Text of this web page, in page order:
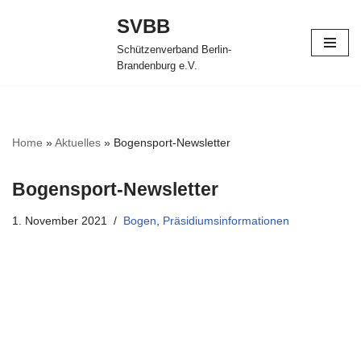
SVBB
Schützenverband Berlin-
Brandenburg e.V.
Home »Aktuelles » Bogensport-Newsletter
Bogensport-Newsletter
1. November 2021 Bogen, Präsidiumsinformationen